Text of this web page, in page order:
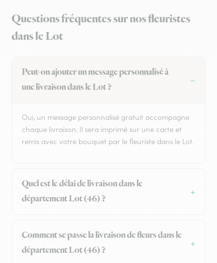
Questions fréquentes sur nos fleuristes
dans le Lot
Peut-on ajouter un message personnalisé à
une livraison dans le Lot ?
Oui, un message personnalisé gratuit accompagne
chaque livraison. Il sera imprimé sur une carte et
remis avec votre bouquet par le fleuriste dans le Lot.
Quel est le délai de livraison dans le
département Lot (46) ?
Comment se passe la livraison de fleurs dans le
département Lot (46) ?